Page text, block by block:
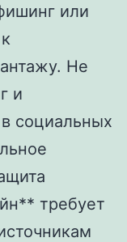
или
Не
и
социальных
требует